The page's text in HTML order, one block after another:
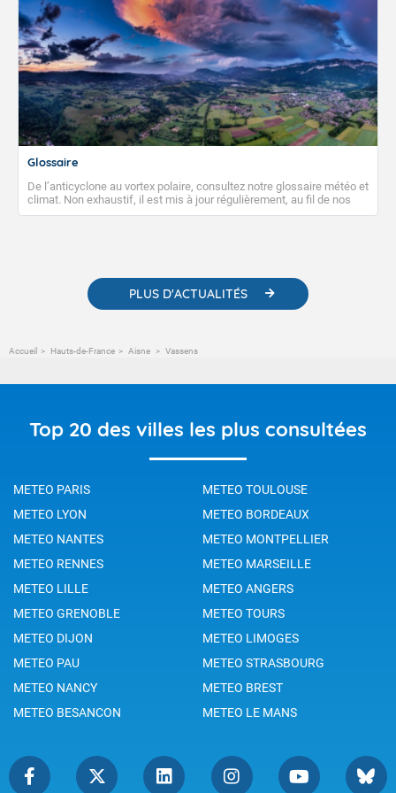
Glossaire
De l’anticyclone au vortex polaire, consultez notre glossaire météo et
climat. Non exhaustif, il est mis à jour régulièrement, au fil de nos
publications. Vous y trouverez également des liens utiles vers nos
PLUS D'ACTUALITÉS
Accueil Hauts-de-France Aisne Vassens
Top 20 des villes les plus consultées
METEO PARIS
METEO TOULOUSE
METEO LYON
METEO BORDEAUX
METEO NANTES
METEO MONTPELLIER
METEO RENNES
METEO MARSEILLE
METEO LILLE
METEO ANGERS
METEO GRENOBLE
METEO TOURS
METEO DIJON
METEO LIMOGES
METEO PAU
METEO STRASBOURG
METEO NANCY
METEO BREST
METEO BESANCON
METEO LE MANS